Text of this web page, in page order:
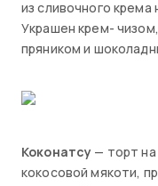
из сливочного крема
Украшен крем-
пряником и
Коконатсу — торт
кокосовой мякоти,